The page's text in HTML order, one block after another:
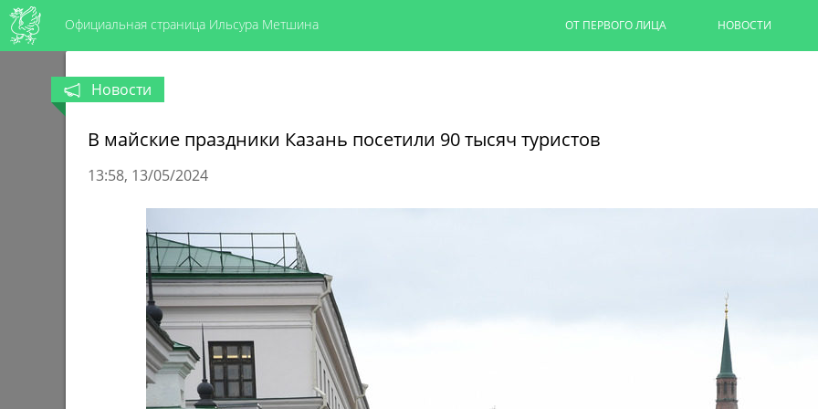
Официальная страница Ильсура Метшина ОТ ПЕРВОГО ЛИЦА НОВОСТИ
Капремонт казанских
Ильсур Метшин провел выездное
Новости
В майские праздники Казань посетили 90 тысяч туристов
13:58 13/05/2024